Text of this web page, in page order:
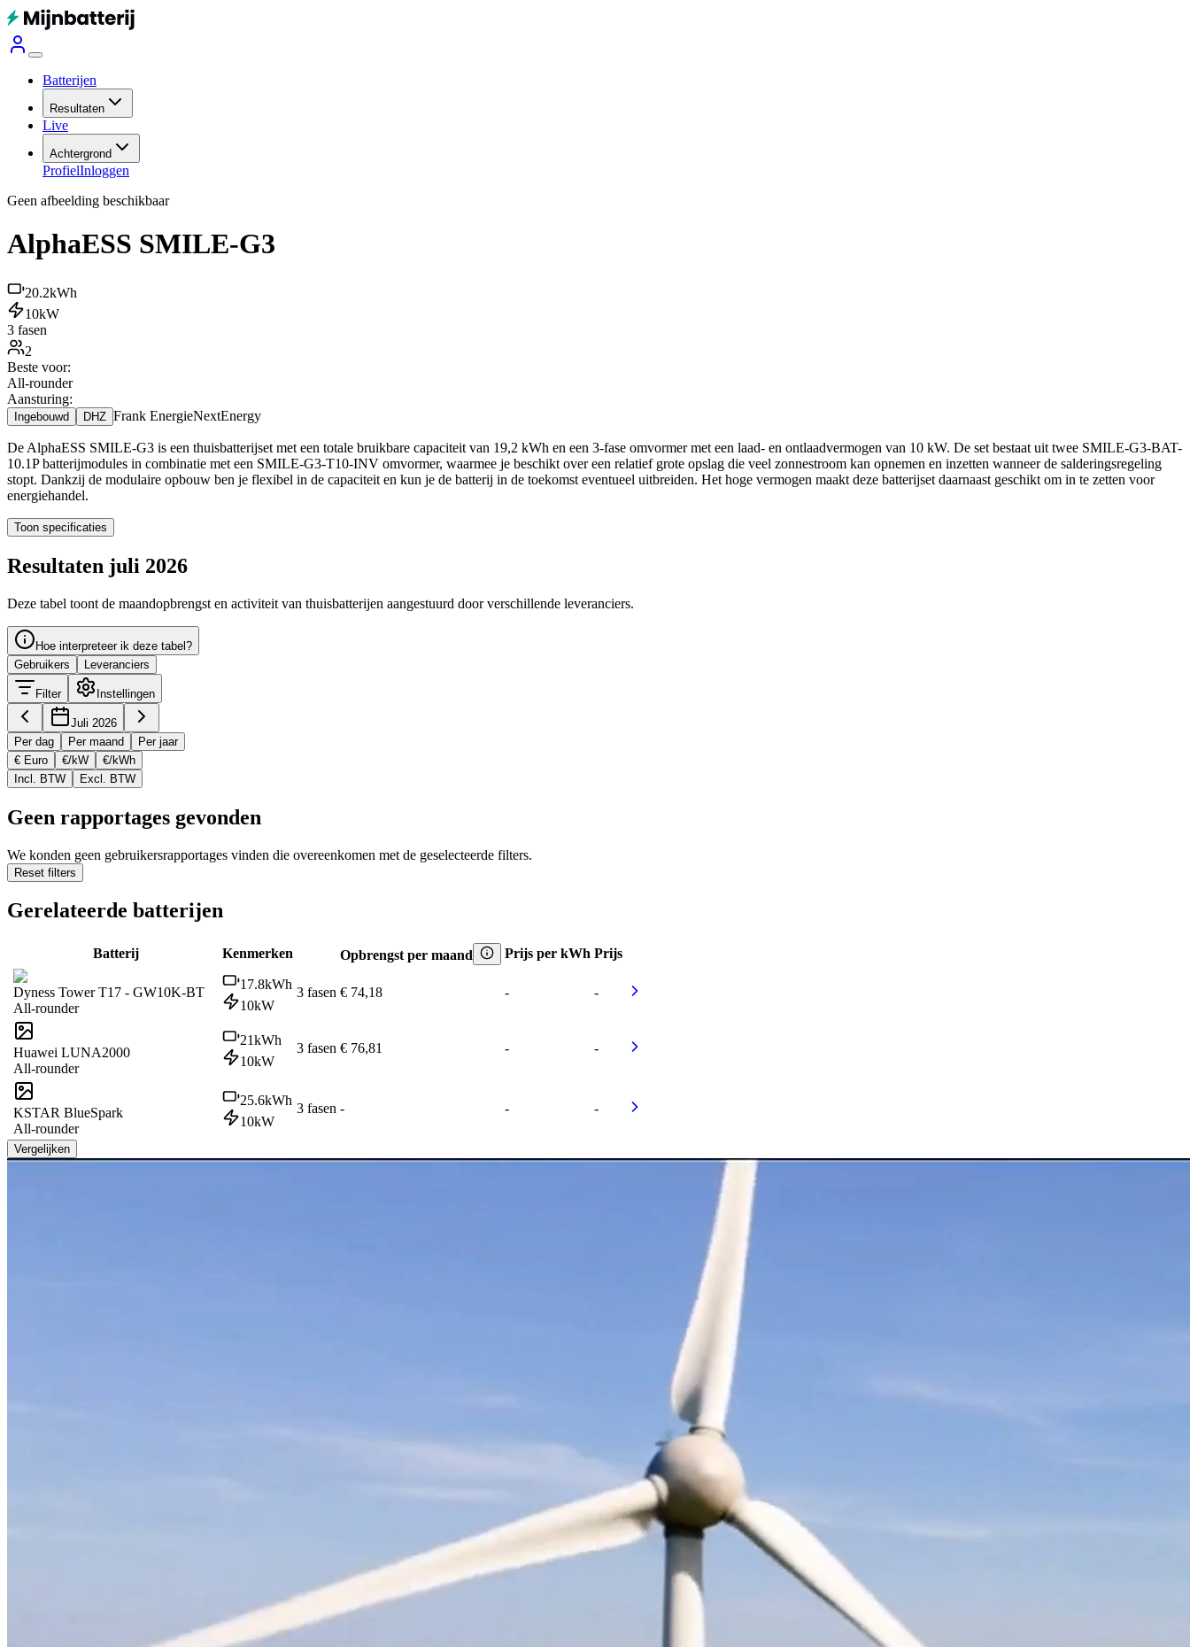
Batterijen
Resultaten
Live
Achtergrond
ProfielInloggen
Geen afbeelding beschikbaar
AlphaESS SMILE-G3
20.2kWh
10kW
3 fasen
2
Beste voor:
All-rounder
Aansturing:
Ingebouwd DHZ Frank EnergieNextEnergy
De AlphaESS SMILE-G3 is een thuisbatterijset met een totale bruikbare capaciteit van 19,2 kWh en een 3-fase omvormer met een laad- en ontlaadvermogen van 10 kW. De set bestaat uit twee SMILE-G3-BAT-
10.1P batterijmodules in combinatie met een SMILE-G3-T10-INV omvormer, waarmee je beschikt over een relatief grote opslag die veel zonnestroom kan opnemen en inzetten wanneer de salderingsregeling
stopt. Dankzij de modulaire opbouw ben je flexibel in de capaciteit en kun je de batterij in de toekomst eventueel uitbreiden. Het hoge vermogen maakt deze batterijset daarnaast geschikt om in te zetten voor
energiehandel.
Toon specificaties
Resultaten juli 2026
Deze tabel toont de maandopbrengst en activiteit van thuisbatterijen aangestuurd door verschillende leveranciers.
Hoe interpreteer ik deze tabel?
Gebruikers
Leveranciers
Filter Instellingen
Juli 2026
Per dag
Per maand
Per jaar
€ Euro
€/kW
€/kWh
Incl. BTW
Excl. BTW
Geen rapportages gevonden
We konden geen gebruikersrapportages vinden die overeenkomen met de geselecteerde filters.
Reset filters
Gerelateerde batterijen
Batterij Kenmerken Opbrengst per maand Prijs per kWh Prijs
Dyness Tower T17 - GW10K-BT
All-rounder
17.8kWh
10kW
3 fasen € 74,18 - -
Huawei LUNA2000
All-rounder
21kWh
10kW
3 fasen € 76,81 - -
KSTAR BlueSpark
All-rounder
25.6kWh
10kW
3 fasen - - -
Vergelijken